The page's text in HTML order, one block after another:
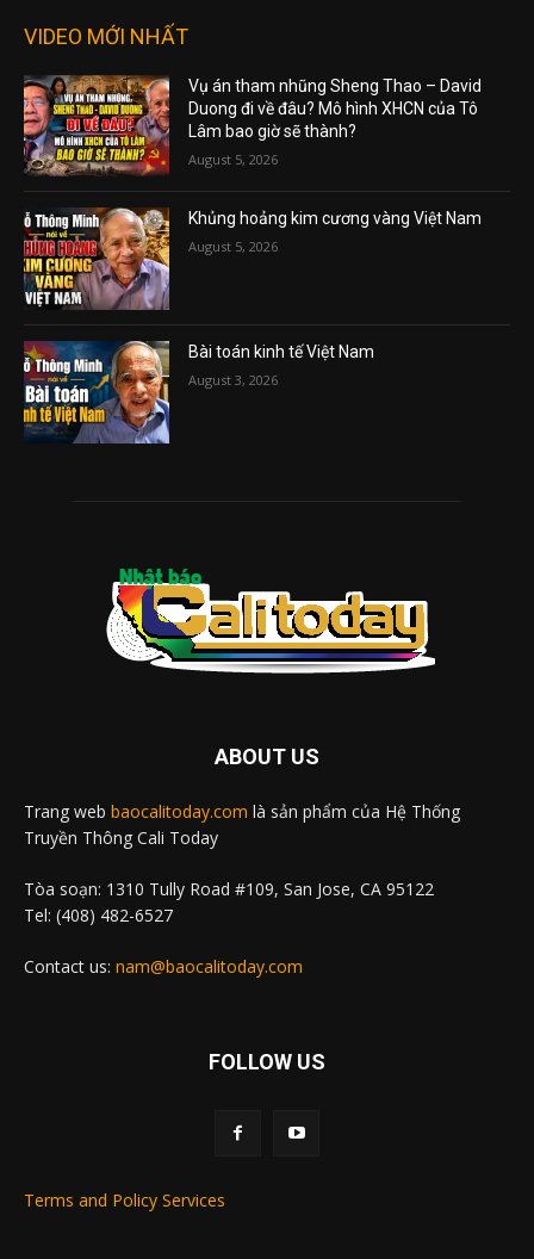
VIDEO MỚI NHẤT
Vụ án tham nhũng Sheng Thao – David
Duong đi về đâu? Mô hình XHCN của Tô
Lâm bao giờ sẽ thành?
August 5, 2026
Khủng hoảng kim cương vàng Việt Nam
August 5, 2026
Bài toán kinh tế Việt Nam
August 3, 2026
ABOUT US
Trang web baocalitoday.com là sản phẩm của Hệ Thống
Truyền Thông Cali Today
Tòa soạn: 1310 Tully Road #109, San Jose, CA 95122
Tel: (408) 482-6527
Contact us: nam@baocalitoday.com
FOLLOW US
Terms and Policy Services